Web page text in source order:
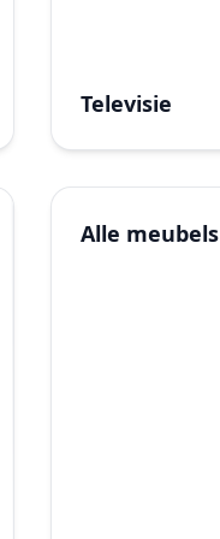
Televisie
Alle meubels